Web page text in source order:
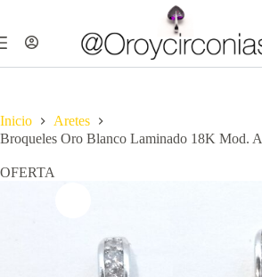
contenido
Inicio
Aretes
Broqueles Oro Blanco Laminado 18K Mod.
OFERTA